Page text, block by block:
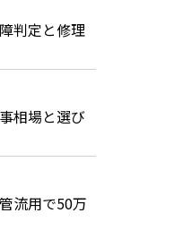
判定と修理
相場と選び
流用で50万